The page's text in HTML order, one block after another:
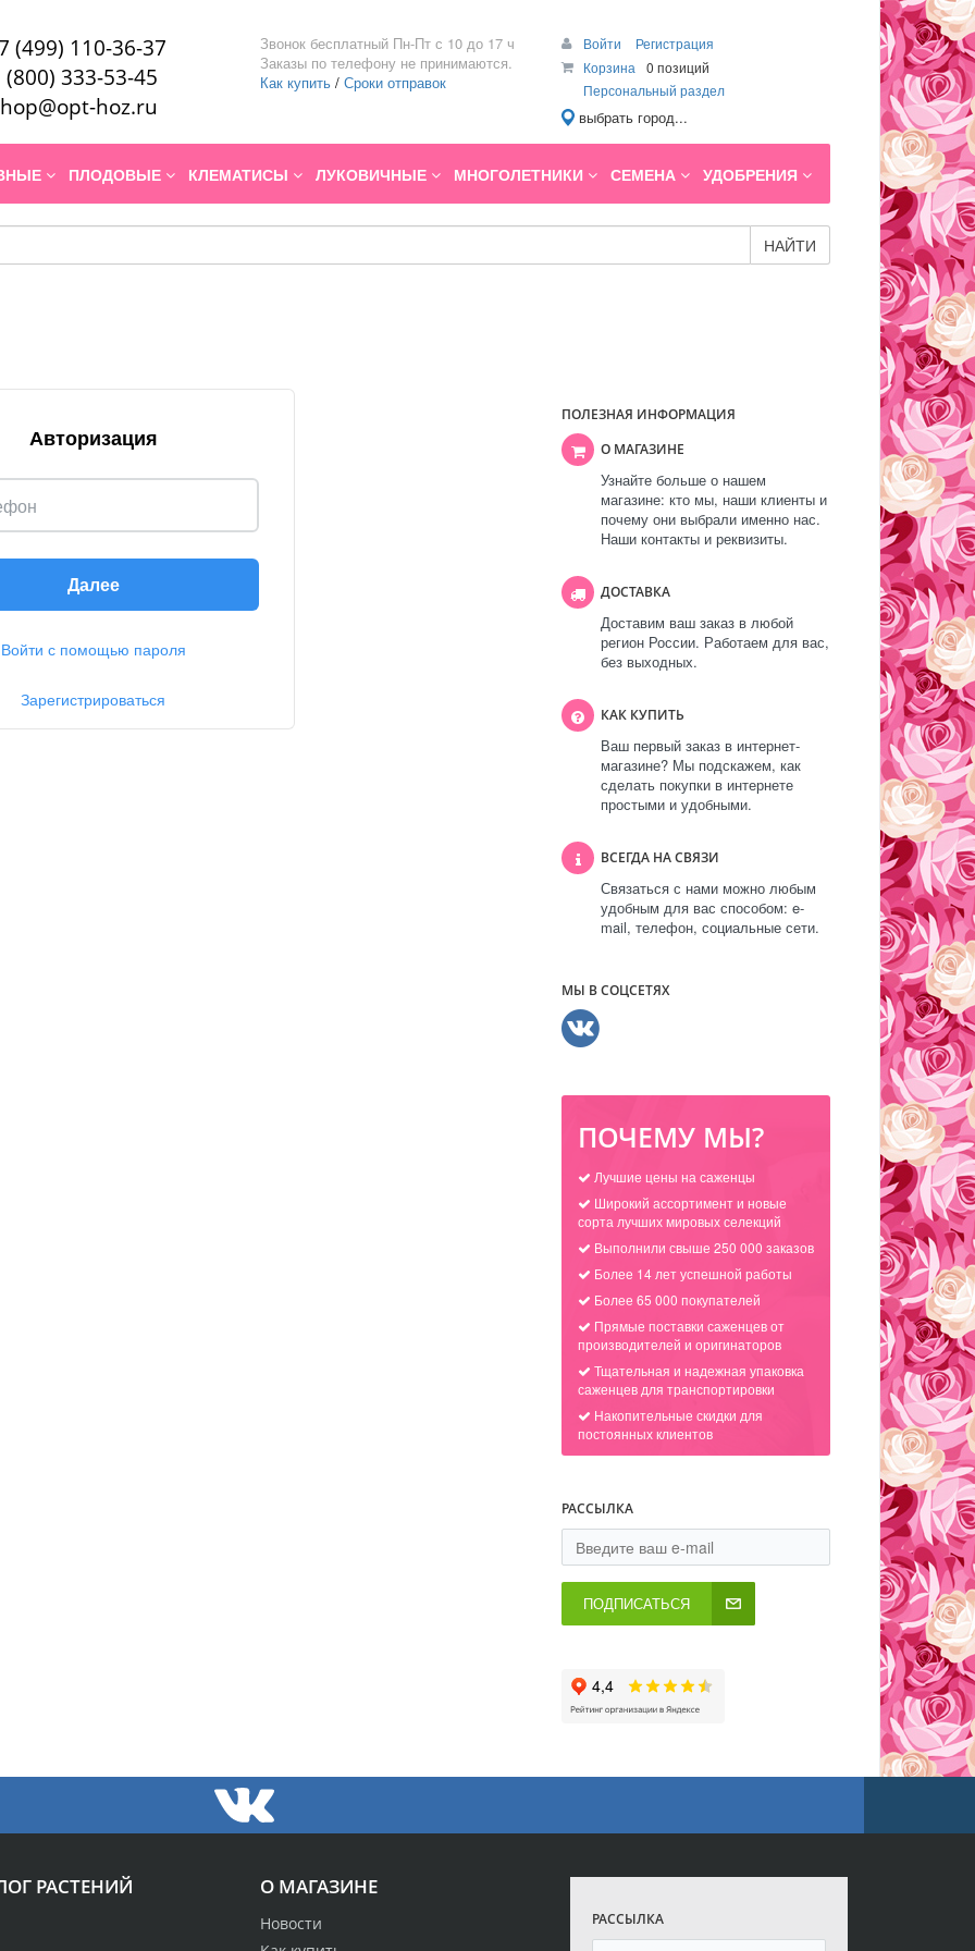
(499) 110-36-37
(800) 333-53-45
hoz.ru
Звонок бесплатный Пн-Пт с 10 до 17 ч
Заказы по телефону не принимаются.
Как купить / Сроки отправок
Войти
Регистрация
Корзина
0 позиций
Персональный раздел
выбрать город...
ПЛОДОВЫЕ КЛЕМАТИСЫ ЛУКОВИЧНЫЕ МНОГОЛЕТНИКИ СЕМЕНА УДОБРЕНИЯ
НАЙТИ
Авторизация
Далее
Войти с помощью пароля
Зарегистрироваться
ПОЛЕЗНАЯ ИНФОРМАЦИЯ
О МАГАЗИНЕ
Узнайте больше о нашем
магазине: кто мы, наши клиенты и
почему они выбрали именно нас.
Наши контакты и реквизиты.
ДОСТАВКА
Доставим ваш заказ в любой
регион России. Работаем для вас,
без выходных.
КАК КУПИТЬ
Ваш первый заказ в интернет-
магазине? Мы подскажем, как
сделать покупки в интернете
простыми и удобными.
ВСЕГДА НА СВЯЗИ
Связаться с нами можно любым
удобным для вас способом: e-
mail, телефон, социальные сети.
МЫ В СОЦСЕТЯХ
ПОЧЕМУ МЫ?
Лучшие цены на саженцы
Широкий ассортимент и новые
сорта лучших мировых селекций
Выполнили свыше 250 000 заказов
Более 14 лет успешной работы
Более 65 000 покупателей
Прямые поставки саженцев от
производителей и оригинаторов
Тщательная и надежная упаковка
саженцев для транспортировки
Накопительные скидки для
постоянных клиентов
РАССЫЛКА
ПОДПИСАТЬСЯ
О МАГАЗИНЕ
Новости
РАСТЕНИЙ
РАССЫЛКА